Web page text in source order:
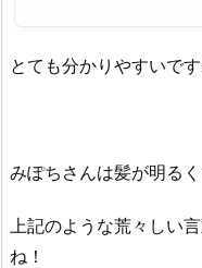
とても分かりやすいです
みぽちさんは髪が明る
上記のような荒々しい
ね！